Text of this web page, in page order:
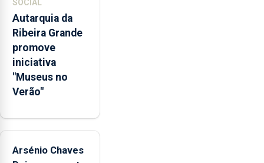
emocionais
e
sociais
junto
das
crianças
SOCIAL
Autarquia da
Ribeira Grande
promove
iniciativa
"Museus no
Verão"
Arsénio Chaves